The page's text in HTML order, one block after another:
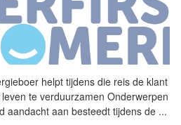
helpt tijdens die reis de klant
te verduurzamen Onderwerpen
aandacht aan besteedt tijdens de ...